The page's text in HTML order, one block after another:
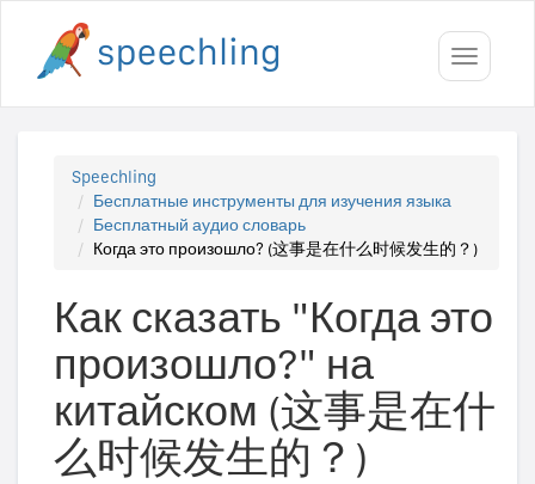
Toggle
Speechling
Бесплатные инструменты для изучения языка
Бесплатный аудио словарь
Когда это произошло? (这事是在什么时候发生的？)
Как сказать "Когда это
произошло?" на
китайском (这事是在什
么时候发生的？)